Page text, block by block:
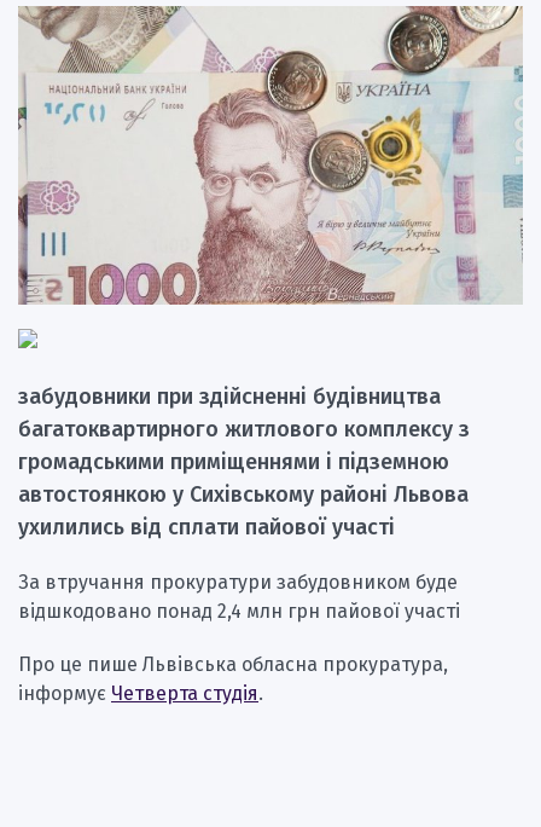
забудовники при здійсненні будівництва
багатоквартирного житлового комплексу з
громадськими приміщеннями і підземною
автостоянкою у Сихівському районі Львова
ухилились від сплати пайової участі
За втручання прокуратури забудовником буде
відшкодовано понад 2,4 млн грн пайової участі
Про це пише Львівська обласна прокуратура,
інформує Четверта студія.